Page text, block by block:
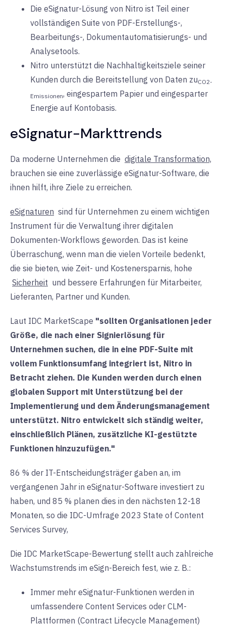
Die eSignatur-Lösung von Nitro ist Teil einer
vollständigen Suite von PDF-Erstellungs-,
Bearbeitungs-, Dokumentautomatisierungs- und
Analysetools.
Nitro unterstützt die Nachhaltigkeitsziele seiner
Kunden durch die Bereitstellung von Daten zuCO2-
Emissionen, eingespartem Papier und eingesparter
Energie auf Kontobasis.
eSignatur-Markttrends
Da moderne Unternehmen die digitale Transformation,
brauchen sie eine zuverlässige eSignatur-Software, die
ihnen hilft, ihre Ziele zu erreichen.
eSignaturen sind für Unternehmen zu einem wichtigen
Instrument für die Verwaltung ihrer digitalen
Dokumenten-Workflows geworden. Das ist keine
Überraschung, wenn man die vielen Vorteile bedenkt,
die sie bieten, wie Zeit- und Kostenersparnis, hohe
Sicherheit und bessere Erfahrungen für Mitarbeiter,
Lieferanten, Partner und Kunden.
Laut IDC MarketScape "sollten Organisationen jeder
Größe, die nach einer Signierlösung für
Unternehmen suchen, die in eine PDF-Suite mit
vollem Funktionsumfang integriert ist, Nitro in
Betracht ziehen. Die Kunden werden durch einen
globalen Support mit Unterstützung bei der
Implementierung und dem Änderungsmanagement
unterstützt. Nitro entwickelt sich ständig weiter,
einschließlich Plänen, zusätzliche KI-gestützte
Funktionen hinzuzufügen."
86 % der IT-Entscheidungsträger gaben an, im
vergangenen Jahr in eSignatur-Software investiert zu
haben, und 85 % planen dies in den nächsten 12-18
Monaten, so die IDC-Umfrage 2023 State of Content
Services Survey,
Die IDC MarketScape-Bewertung stellt auch zahlreiche
Wachstumstrends im eSign-Bereich fest, wie z. B.:
Immer mehr eSignatur-Funktionen werden in
umfassendere Content Services oder CLM-
Plattformen (Contract Lifecycle Management)